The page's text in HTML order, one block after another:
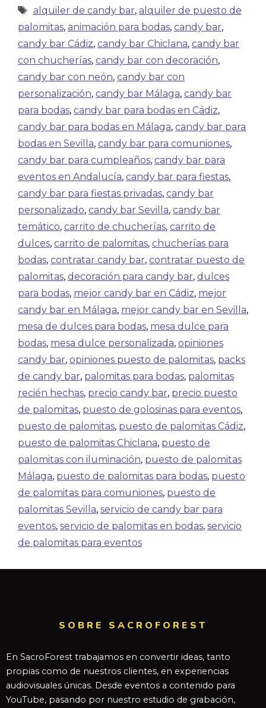
alquiler de candy bar, alquiler de puesto de
palomitas, animación para bodas, candy bar,
candy bar Cádiz, candy bar Chiclana, candy bar
con chucherías, candy bar con decoración,
candy bar con neón, candy bar con
personalización, candy bar Málaga, candy bar
para bodas, candy bar para bodas en Cádiz,
candy bar para bodas en Málaga, candy bar para
bodas en Sevilla, candy bar para comuniones,
candy bar para cumpleaños, candy bar para
eventos en Andalucía, candy bar para fiestas,
candy bar para fiestas privadas, candy bar
personalizado, candy bar Sevilla, candy bar
temático, carrito de chucherías, carrito de
dulces, carrito de palomitas, chucherías para
bodas, contratar candy bar, contratar puesto de
palomitas, decoración para candy bar, dulces
para bodas, mejor candy bar en Cádiz, mejor
candy bar en Málaga, mejor candy bar en Sevilla,
mesa de dulces para bodas, mesa dulce para
bodas, mesa dulce personalizada, opiniones
candy bar, opiniones puesto de palomitas, packs
de candy bar, palomitas para bodas, palomitas
recién hechas, precio candy bar, precio puesto
de palomitas, puesto de golosinas para eventos,
puesto de palomitas, puesto de palomitas Cádiz,
puesto de palomitas Chiclana, puesto de
palomitas con iluminación, puesto de palomitas
Málaga, puesto de palomitas para bodas, puesto
de palomitas para comuniones, puesto de
palomitas Sevilla, servicio de candy bar para
eventos, servicio de palomitas en bodas, servicio
de palomitas para eventos
SOBRE SACROFOREST
En SacroForest trabajamos en convertir ideas, tanto
propias como de nuestros clientes, en experiencias
audiovisuales únicas. Desde eventos a contenido para
YouTube, pasando por nuestro estudio de grabación,